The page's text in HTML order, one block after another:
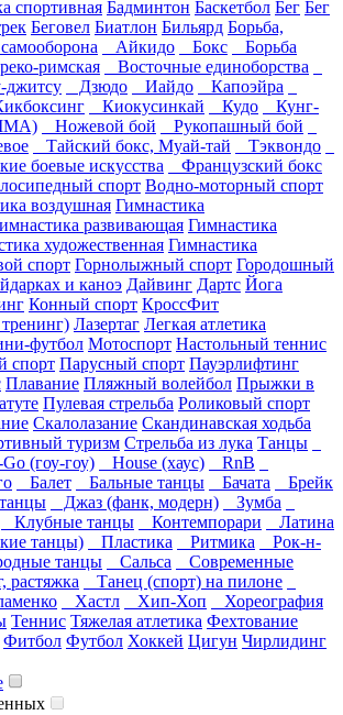
спортивная Бадминтон Баскетбол Бег Бег
Беговел Биатлон Бильярд Борьба,
Айкидо Бокс
Борьба
римская
Восточные единоборства
Дзюдо Иайдо
Капоэйра
Киокусинкай Кудо
Кунг-
Ножевой бой
Рукопашный бой
Тайский бокс, Муай-тай
Тэквондо
боевые искусства
Французский бокс
спорт Водно-моторный спорт
воздушная Гимнастика
развивающая Гимнастика
художественная Гимнастика
спорт Горнолыжный спорт Городошный
и каноэ Дайвинг Дартс Йога
Конный спорт КроссФит
Лазертаг Легкая атлетика
футбол Мотоспорт Настольный теннис
спорт Парусный спорт Пауэрлифтинг
Плавание Пляжный волейбол Прыжки в
Пулевая стрельба Роликовый спорт
Скалолазание Скандинавская ходьба
туризм Стрельба из лука Танцы
(гоу-гоу) House (хаус)
RnB
Балет Бальные танцы Бачата
Брейк
Джаз (фанк, модерн)
Зумба
Клубные танцы Контемпорари
Латина
танцы)
Пластика Ритмика
Рок-н-
танцы Сальса
Современные
растяжка
Танец (спорт) на пилоне
Хастл Хип-Хоп
Хореография
Теннис Тяжелая атлетика Фехтование
Фитбол Футбол Хоккей Цигун Чирлидинг